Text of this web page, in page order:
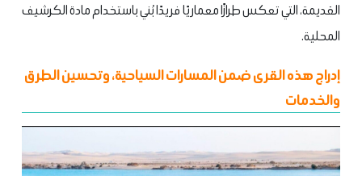
القديمة، التي تعكس طرازًا معماريًا فريدًا بُني باستخدام مادة الكرشيف
المحلية.
إدراج هذه القرى ضمن المسارات السياحية، وتحسين الطرق
والخدمات